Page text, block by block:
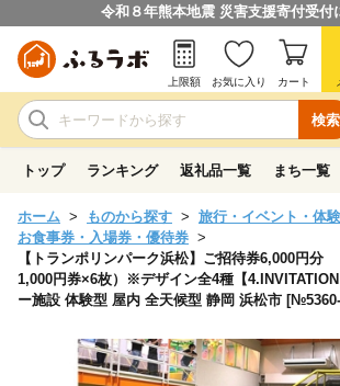
令和８年熊本地震 災害支援寄付受付
検索
上限額 お気に入り カート
トップ ランキング 返礼品一覧 まち一覧
ホーム ものから探す
旅行・イベント・体験
お食事券・入場券・優待券
【トランポリンパーク浜松】ご招待券6,000円
1,000円券×6枚）※デザイン全4種【
ー施設 体験型 屋内 全天候型 静岡 浜松市